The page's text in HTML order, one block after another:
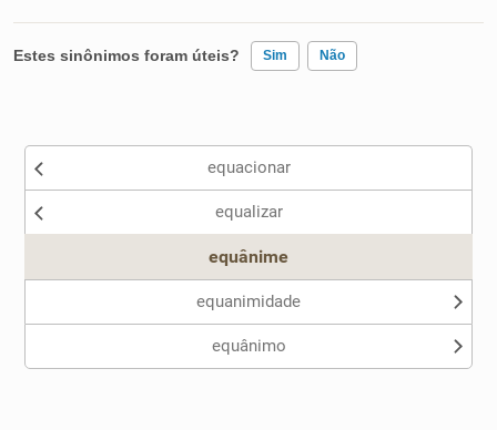
Estes sinônimos foram úteis? Sim Não
Nenhum dos sinônimos apresentados me ajudou
equacionar
equalizar
equânime
equanimidade
equânimo